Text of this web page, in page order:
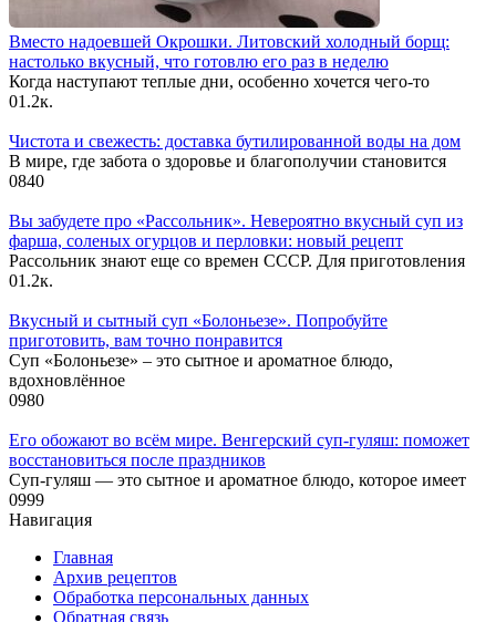
Вместо надоевшей Окрошки. Литовский холодный борщ:
настолько вкусный, что готовлю его раз в неделю
Когда наступают теплые дни, особенно хочется чего-то
01.2к.
Чистота и свежесть: доставка бутилированной воды на дом
В мире, где забота о здоровье и благополучии становится
0840
Вы забудете про «Рассольник». Невероятно вкусный суп из
фарша, соленых огурцов и перловки: новый рецепт
Рассольник знают еще со времен СССР. Для приготовления
01.2к.
Вкусный и сытный cуп «Болоньезе». Попробуйте
приготовить, вам точно понравится
Суп «Болоньезе» – это сытное и ароматное блюдо,
вдохновлённое
0980
Его обожают во всём мире. Венгерский суп-гуляш: поможет
восстановиться после праздников
Суп-гуляш — это сытное и ароматное блюдо, которое имеет
0999
Навигация
Главная
Архив рецептов
Обработка персональных данных
Обратная связь